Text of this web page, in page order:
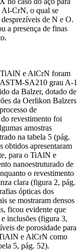
Al-CrN, o qual se
de N e O.
a presença de finas
TiAlN e AlCrN foram
SA210 grau A-1
da Balzer, dotado de
da Oerlikon Balzers
de
revestimento foi
amostras
na tabela 5 (pág.
obtidos apresentaram
para o TiAlN e
nanoestruturado de
o revestimento
clara (figura 2, pág.
ópticas dos
se mostraram densos
ficou evidente que
inclusões (figura 3,
de porosidade para
e AlCrN como
5, pág. 52).